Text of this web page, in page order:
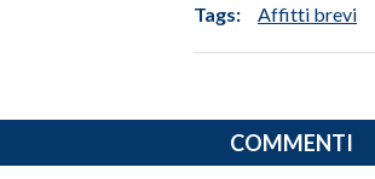
Tags: Affitti brevi
COMMENTI